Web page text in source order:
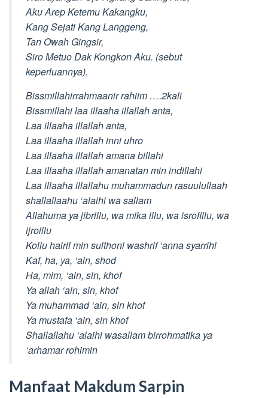
Aku Arep Ketemu Kakangku,
Kang Sejati Kang Langgeng,
Tan Owah Gingsir,
Siro Metuo Dak Kongkon Aku. (sebut
keperluannya).
Bissmillahirrahmaanir rahiim ….2kali
Bissmillahi laa illaaha illallah anta,
Laa illaaha illallah anta,
Laa illaaha illallah inni uhro
Laa illaaha illallah amana billahi
Laa illaaha illallah amanatan min indillahi
Laa illaaha illallahu muhammadun rasuulullaah
shallallaahu ‘alaihi wa sallam
Allahuma ya jibrillu, wa mika illu, wa isrofillu, wa
ijroillu
Kollu hairil min sulthoni washrif ‘anna syarrihi
Kaf, ha, ya, ‘ain, shod
Ha, mim, ‘ain, sin, khof
Ya allah ‘ain, sin, khof
Ya muhammad ‘ain, sin khof
Ya mustafa ‘ain, sin khof
Shallallahu ‘alaihi wasallam birrohmatika ya
‘arhamar rohimin
Manfaat Makdum Sarpin